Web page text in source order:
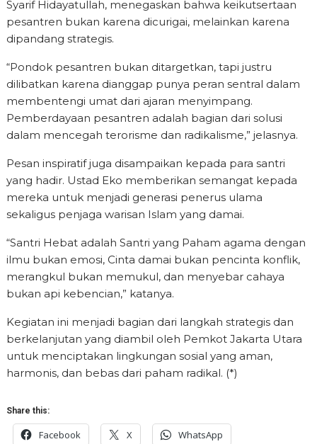
Syarif Hidayatullah, menegaskan bahwa keikutsertaan
pesantren bukan karena dicurigai, melainkan karena
dipandang strategis.
“Pondok pesantren bukan ditargetkan, tapi justru
dilibatkan karena dianggap punya peran sentral dalam
membentengi umat dari ajaran menyimpang.
Pemberdayaan pesantren adalah bagian dari solusi
dalam mencegah terorisme dan radikalisme,” jelasnya.
Pesan inspiratif juga disampaikan kepada para santri
yang hadir. Ustad Eko memberikan semangat kepada
mereka untuk menjadi generasi penerus ulama
sekaligus penjaga warisan Islam yang damai.
“Santri Hebat adalah Santri yang Paham agama dengan
ilmu bukan emosi, Cinta damai bukan pencinta konflik,
merangkul bukan memukul, dan menyebar cahaya
bukan api kebencian,” katanya.
Kegiatan ini menjadi bagian dari langkah strategis dan
berkelanjutan yang diambil oleh Pemkot Jakarta Utara
untuk menciptakan lingkungan sosial yang aman,
harmonis, dan bebas dari paham radikal. (*)
Share this:
Facebook X WhatsApp